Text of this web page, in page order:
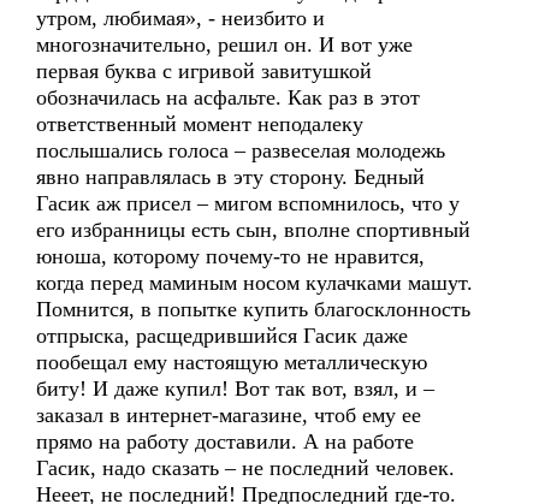
утром, любимая», - неизбито и
многозначительно, решил он. И вот уже
первая буква с игривой завитушкой
обозначилась на асфальте. Как раз в этот
ответственный момент неподалеку
послышались голоса – развеселая молодежь
явно направлялась в эту сторону. Бедный
Гасик аж присел – мигом вспомнилось, что у
его избранницы есть сын, вполне спортивный
юноша, которому почему-то не нравится,
когда перед маминым носом кулачками машут.
Помнится, в попытке купить благосклонность
отпрыска, расщедрившийся Гасик даже
пообещал ему настоящую металлическую
биту! И даже купил! Вот так вот, взял, и –
заказал в интернет-магазине, чтоб ему ее
прямо на работу доставили. А на работе
Гасик, надо сказать – не последний человек.
Нееет, не последний! Предпоследний где-то.